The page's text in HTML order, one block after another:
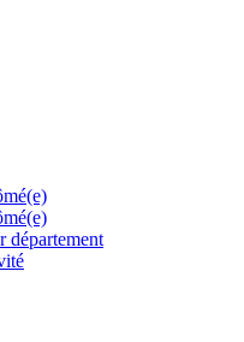
département